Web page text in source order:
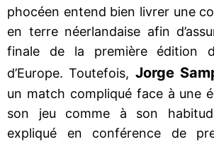
phocéen entend bien livrer une
en terre néerlandaise afin
finale de la première édition
d’Europe. Toutefois, Jorge
un match compliqué face à une
son jeu comme à son
expliqué en conférence de